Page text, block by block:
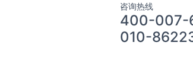
咨询热线
400-007-
010-